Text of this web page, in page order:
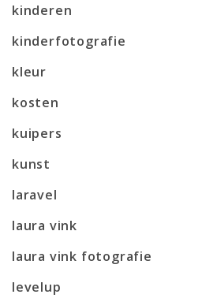
kinderen
kinderfotografie
kleur
kosten
kuipers
kunst
laravel
laura vink
laura vink fotografie
levelup